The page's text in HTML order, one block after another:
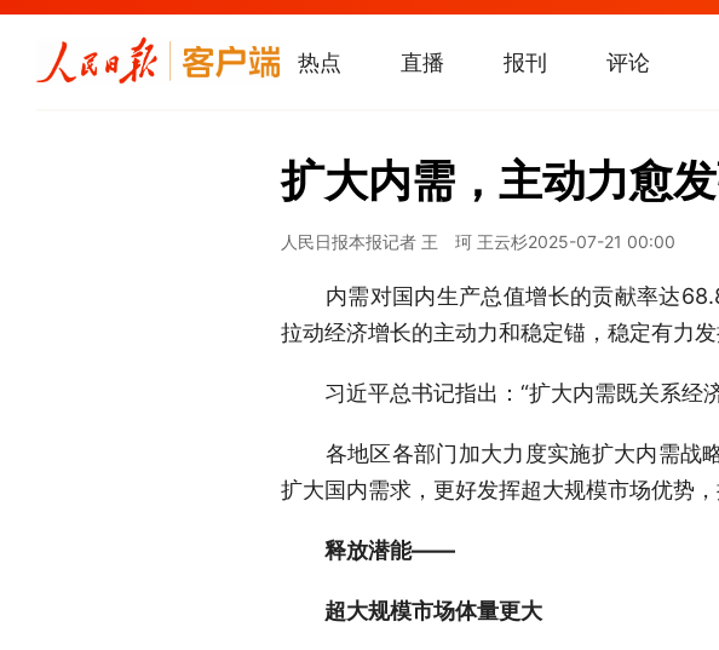
热点 直播 报刊 评论
扩大内需，主动力愈
人民日报本报记者 王 珂 王云杉2025-07-21 00:00
内需对国内生产总值增长的贡献率达
拉动经济增长的主动力和稳定锚，稳定有力发
习近平总书记指出：“扩大内需既关系经
各地区各部门加大力度实施扩大内需战
扩大国内需求，更好发挥超大规模市场优势
释放潜能——
超大规模市场体量更大